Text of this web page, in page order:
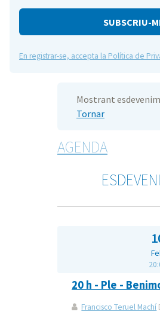
correu-
En registrar-se, accepta la Política de
Mostrant
Tornar
AGENDA
20 h - Ple -
Francisco Teruel Machí